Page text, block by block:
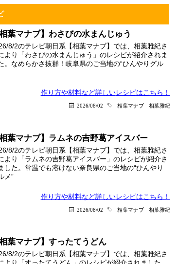
相葉マナブ】わさびの水まんじゅう
8/2のテレビ朝日系【相葉マナブ】では、相葉雅紀さ
より「わさびの水まんじゅう」のレシピが紹介されま
。なめらかさ抜群！岐阜県のご当地の“ひんやりグル
作り方や材料など詳しいレシピはこちら！
2026/08/02 相葉マナブ 相葉雅紀
相葉マナブ】ラムネの吉野葛アイスバー
8/2のテレビ朝日系【相葉マナブ】では、相葉雅紀さ
より「ラムネの吉野葛アイスバー」のレシピが紹介さ
した。常温でも溶けない奈良県のご当地の“ひんやり
メ”
作り方や材料など詳しいレシピはこちら！
2026/08/02 相葉マナブ 相葉雅紀
相葉マナブ】すったてうどん
8/2のテレビ朝日系【相葉マナブ】では、相葉雅紀さ